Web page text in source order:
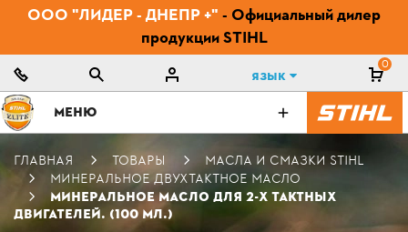
ООО "ЛИДЕР - ДНЕПР +" - Официальный дилер
продукции STIHL
Язык
0
МЕНЮ
ГЛАВНАЯ ТОВАРЫ
МАСЛА И СМАЗКИ STIHL
МИНЕРАЛЬНОЕ ДВУХТАКТНОЕ МАСЛО
МИНЕРАЛЬНОЕ МАСЛО ДЛЯ 2-Х ТАКТНЫХ
ДВИГАТЕЛЕЙ. (100 МЛ.)